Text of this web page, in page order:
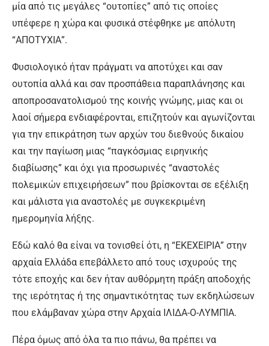
μία από τις μεγάλες “ουτοπίες” από τις οποίες
υπέφερε η χώρα και φυσικά στέφθηκε με απόλυτη
“ΑΠΟΤΥΧΙΑ”.
Φυσιολογικό ήταν πράγματι να αποτύχει και σαν
ουτοπία αλλά και σαν προσπάθεια παραπλάνησης και
αποπροσανατολισμού της κοινής γνώμης, μιας και οι
λαοί σήμερα ενδιαφέρονται, επιζητούν και αγωνίζονται
για την επικράτηση των αρχών του διεθνούς δικαίου
και την παγίωση μιας “παγκόσμιας ειρηνικής
διαβίωσης” και όχι για προσωρινές “αναστολές
πολεμικών επιχειρήσεων” που βρίσκονται σε εξέλιξη
και μάλιστα για αναστολές με συγκεκριμένη
ημερομηνία λήξης.
Εδώ καλό θα είναι να τονισθεί ότι, η “ΕΚΕΧΕΙΡΙΑ” στην
αρχαία Ελλάδα επεβάλλετο από τους ισχυρούς της
τότε εποχής και δεν ήταν αυθόρμητη πράξη αποδοχής
της ιερότητας ή της σημαντικότητας των εκδηλώσεων
που ελάμβαναν χώρα στην Αρχαία ΙΛΙΔΑ-Ο-ΛΥΜΠΙΑ.
Πέρα όμως από όλα τα πιο πάνω, θα πρέπει να